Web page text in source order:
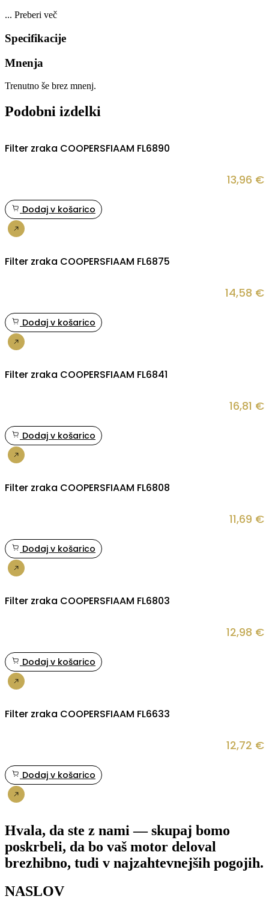
... Preberi več
Specifikacije
Mnenja
Trenutno še brez mnenj.
Podobni izdelki
Filter zraka COOPERSFIAAM FL6890
13,96 €
Dodaj v košarico
Filter zraka COOPERSFIAAM FL6875
14,58 €
Dodaj v košarico
Filter zraka COOPERSFIAAM FL6841
16,81 €
Dodaj v košarico
Filter zraka COOPERSFIAAM FL6808
11,69 €
Dodaj v košarico
Filter zraka COOPERSFIAAM FL6803
12,98 €
Dodaj v košarico
Filter zraka COOPERSFIAAM FL6633
12,72 €
Dodaj v košarico
Hvala, da ste z nami — skupaj bomo
poskrbeli, da bo vaš motor deloval
brezhibno, tudi v najzahtevnejših pogojih.
NASLOV